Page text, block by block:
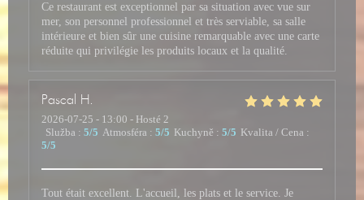
Ce restaurant est exceptionnel par sa situation avec vue sur
mer, son personnel professionnel et très serviable, sa salle
intérieure et bien sûr une cuisine remarquable avec une carte
réduite qui privilégie les produits locaux et la qualité.
Pascal H
2026-07-25 - 13:00 - Hosté 2
Služba : 5/5 Atmosféra : 5/5 Kuchyně : 5/5 Kvalita / Cena :
5/5
Tout était excellent. L'accueil, les plats et le service. Je